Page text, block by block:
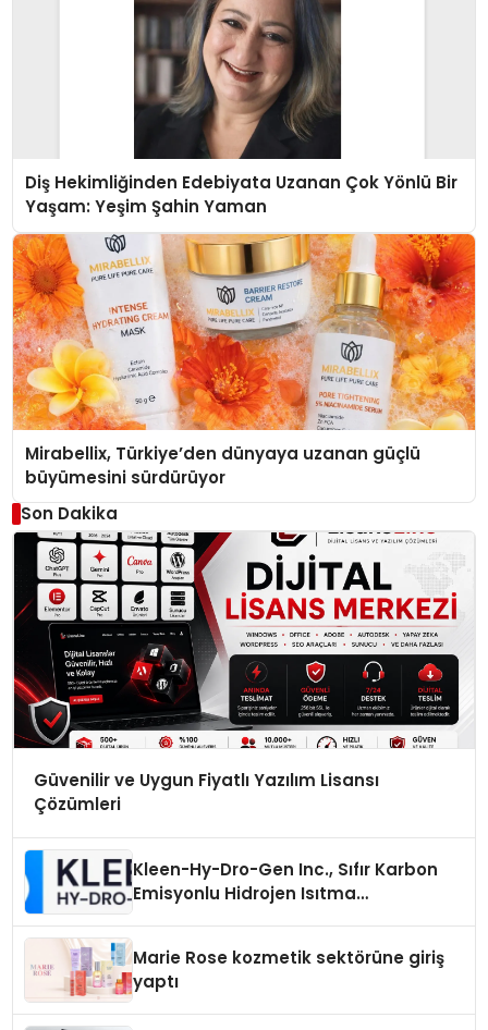
Diş Hekimliğinden Edebiyata Uzanan Çok Yönlü Bir
Yaşam: Yeşim Şahin Yaman
Mirabellix, Türkiye’den dünyaya uzanan güçlü
büyümesini sürdürüyor
Son Dakika
Güvenilir ve Uygun Fiyatlı Yazılım Lisansı
Çözümleri
Kleen-Hy-Dro-Gen Inc., Sıfır Karbon
Emisyonlu Hidrojen Isıtma
Marie Rose kozmetik sektörüne giriş
yaptı